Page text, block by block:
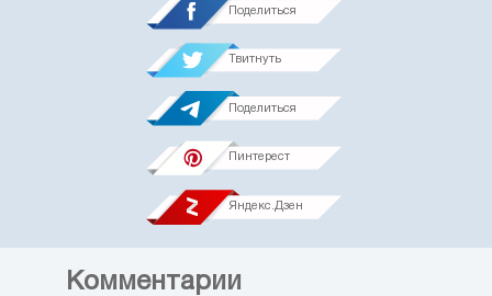
Поделиться
Твитнуть
Поделиться
Пинтерест
Яндекс.Дзен
Комментарии